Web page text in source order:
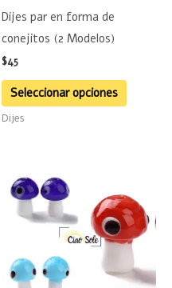
Dijes par en forma de
conejitos (2 Modelos)
$45
Seleccionar opciones
página
Dijes
tiene
Las